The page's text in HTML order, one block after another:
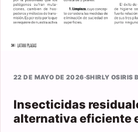
22 DE MAYO DE 2026·SHIRLY OSIRIS
Insecticidas
alternativa eficiente